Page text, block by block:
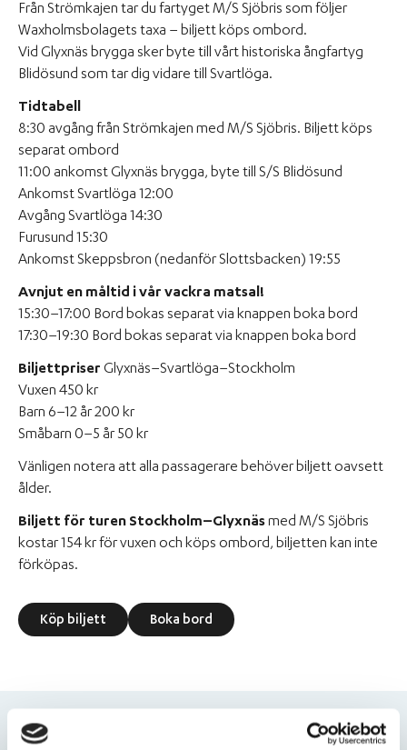
Från Strömkajen tar du fartyget M/S Sjöbris som följer
Waxholmsbolagets taxa – biljett köps ombord.
Vid Glyxnäs brygga sker byte till vårt historiska ångfartyg
Blidösund som tar dig vidare till Svartlöga.
Tidtabell
8:30 avgång från Strömkajen med M/S Sjöbris. Biljett köps
separat ombord
11:00 ankomst Glyxnäs brygga, byte till S/S Blidösund
Ankomst Svartlöga 12:00
Avgång Svartlöga 14:30
Furusund 15:30
Ankomst Skeppsbron (nedanför Slottsbacken) 19:55
Avnjut en måltid i vår vackra matsal!
15:30–17:00 Bord bokas separat via knappen boka bord
17:30–19:30 Bord bokas separat via knappen boka bord
Biljettpriser Glyxnäs–Svartlöga–Stockholm
Vuxen 450 kr
Barn 6–12 år 200 kr
Småbarn 0–5 år 50 kr
Vänligen notera att alla passagerare behöver biljett oavsett
ålder.
Biljett för turen Stockholm–Glyxnäsmed M/S Sjöbris
kostar 154 kr för vuxen och köps ombord, biljetten kan inte
förköpas.
Köp biljett Boka bord